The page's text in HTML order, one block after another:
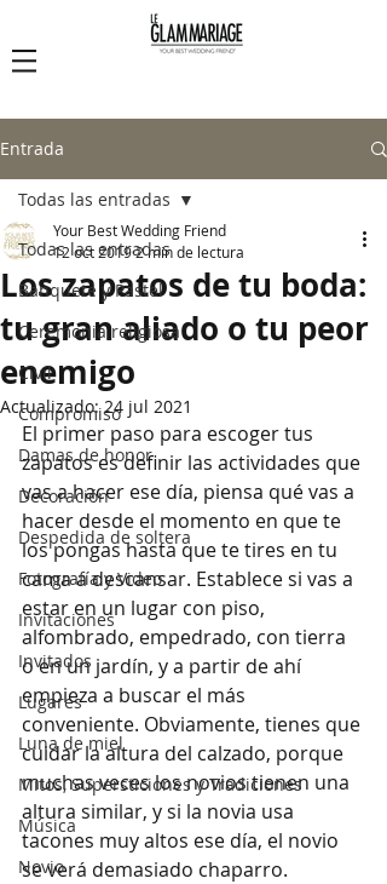
Entrada
Todas las entradas
Banquete y Pastel
Ceremonia religiosa
Civil
Compromiso
Damas de honor
Decoración
Despedida de soltera
Fotografía y Video
Invitaciones
Invitados
Lugares
Luna de miel
Mitos, Supersticiones y Tradiciones
Música
Novio
Todas las entradas
Los zapatos de tu boda:
tu gran aliado o tu peor
enemigo
Your Best Wedding Friend
12 oct 20192 min de lectura
Actualizado:24 jul 2021
El primer paso para escoger tus
zapatos es definir las actividades que
vas a hacer ese día, piensa qué vas a
hacer desde el momento en que te
los pongas hasta que te tires en tu
cama a descansar. Establece si vas a
estar en un lugar con piso,
alfombrado, empedrado, con tierra
o en un jardín, y a partir de ahí
empieza a buscar el más
conveniente. Obviamente, tienes que
cuidar la altura del calzado, porque
muchas veces los novios tienen una
altura similar, y si la novia usa
tacones muy altos ese día, el novio
se verá demasiado chaparro.